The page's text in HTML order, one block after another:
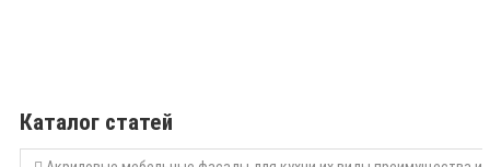
Каталог статей